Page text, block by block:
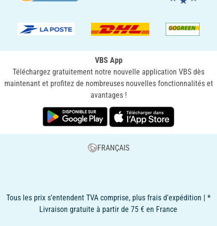
VBS App
Téléchargez gratuitement notre nouvelle application VBS dès
maintenant et profitez de nombreuses nouvelles fonctionnalités et
avantages !
FRANÇAIS
Tous les prix s'entendent TVA comprise, plus frais d'expédition | *
Livraison gratuite à partir de 75 € en France